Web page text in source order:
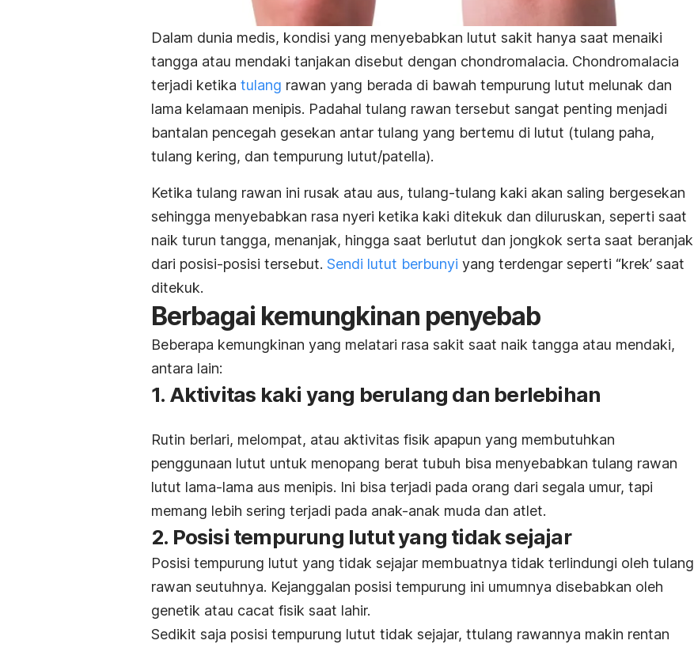
Dalam dunia medis, kondisi yang menyebabkan lutut sakit hanya saat menaiki
tangga atau mendaki tanjakan disebut dengan chondromalacia. Chondromalacia
terjadi ketika tulang rawan yang berada di bawah tempurung lutut melunak dan
lama kelamaan menipis. Padahal tulang rawan tersebut sangat penting menjadi
bantalan pencegah gesekan antar tulang yang bertemu di lutut (tulang paha,
tulang kering, dan tempurung lutut/patella).
Ketika tulang rawan ini rusak atau aus, tulang-tulang kaki akan saling bergesekan
sehingga menyebabkan rasa nyeri ketika kaki ditekuk dan diluruskan, seperti saat
naik turun tangga, menanjak, hingga saat berlutut dan jongkok serta saat beranjak
dari posisi-posisi tersebut. Sendi lutut berbunyi yang terdengar seperti “krek’ saat
ditekuk.
Berbagai kemungkinan penyebab
Beberapa kemungkinan yang melatari rasa sakit saat naik tangga atau mendaki,
antara lain:
1. Aktivitas kaki yang berulang dan berlebihan
Rutin berlari, melompat, atau aktivitas fisik apapun yang membutuhkan
penggunaan lutut untuk menopang berat tubuh bisa menyebabkan tulang rawan
lutut lama-lama aus menipis. Ini bisa terjadi pada orang dari segala umur, tapi
memang lebih sering terjadi pada anak-anak muda dan atlet.
2. Posisi tempurung lutut yang tidak sejajar
Posisi tempurung lutut yang tidak sejajar membuatnya tidak terlindungi oleh tulang
rawan seutuhnya. Kejanggalan posisi tempurung ini umumnya disebabkan oleh
genetik atau cacat fisik saat lahir.
Sedikit saja posisi tempurung lutut tidak sejajar, ttulang rawannya makin rentan